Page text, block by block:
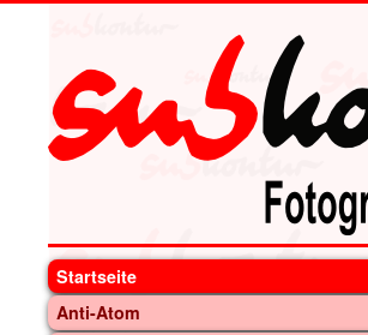
Startseite
Anti-Atom